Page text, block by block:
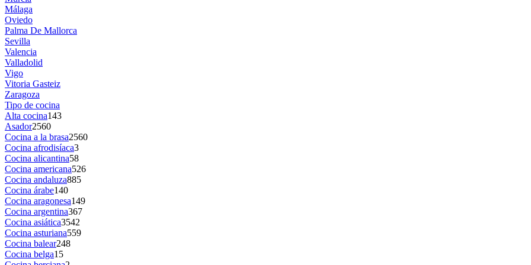
Málaga
Oviedo
Palma De Mallorca
Sevilla
Valencia
Valladolid
Vigo
Vitoria Gasteiz
Zaragoza
Tipo de cocina
Alta cocina143
Asador2560
Cocina a la brasa2560
Cocina afrodisíaca3
Cocina alicantina58
Cocina americana526
Cocina andaluza885
Cocina árabe140
Cocina aragonesa149
Cocina argentina367
Cocina asiática3542
Cocina asturiana559
Cocina balear248
Cocina belga15